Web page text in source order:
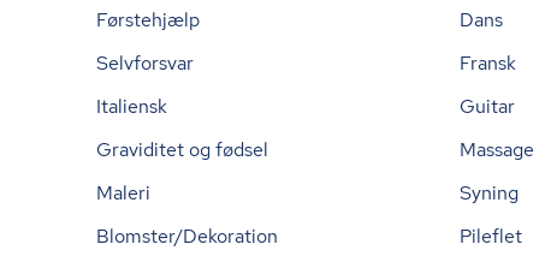
Førstehjælp
Dans
Selvforsvar
Fransk
Italiensk
Guitar
Graviditet og fødsel
Massage
Maleri
Syning
Blomster/Dekoration
Pileflet